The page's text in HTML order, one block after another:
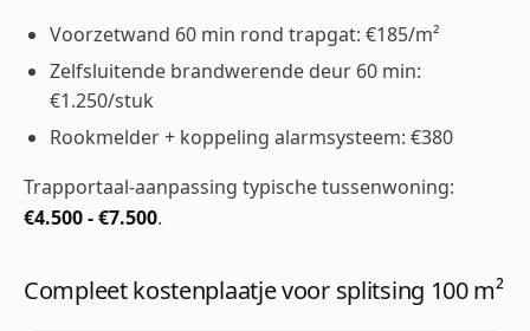
Voorzetwand 60 min rond trapgat: €185/m²
Zelfsluitende brandwerende deur 60 min:
€1.250/stuk
Rookmelder + koppeling alarmsysteem: €380
Trapportaal-aanpassing typische tussenwoning:
€4.500 - €7.500.
Compleet kostenplaatje voor splitsing 100 m²